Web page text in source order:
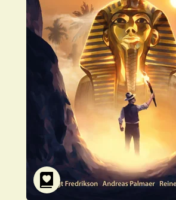
FAQ
För bibliotek